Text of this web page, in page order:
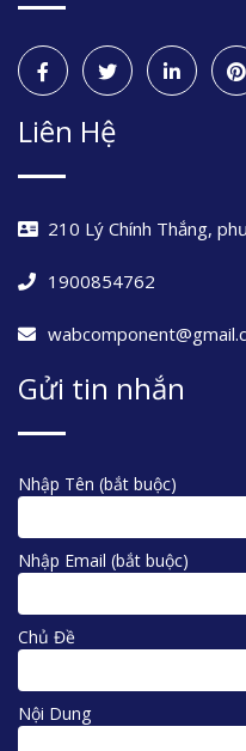
Liên Hệ
210 Lý Chính Thắng,
1900854762
Gửi tin nhắn
Nhập Tên (bắt buộc)
Nhập Email (bắt buộc)
Chủ Đề
Nội Dung